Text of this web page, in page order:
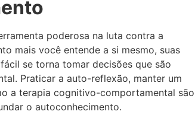
poderosa na luta contra a
mais você entende a si mesmo, suas
se torna tomar decisões que são
Praticar a auto-reflexão, manter um
a terapia cognitivo-comportamental são
o autoconhecimento.